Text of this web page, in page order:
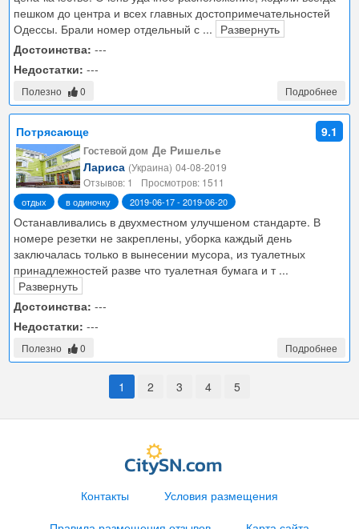
пешком до центра и всех главных достопримечательностей
Одессы. Брали номер отдельный с ... Развернуть
Достоинства: ---
Недостатки: ---
Полезно 0 Подробнее
Потрясающе 9.1
Гостевой дом Де Ришелье
Лариса (Украина) 04-08-2019
Отзывов: 1
Просмотров: 1511
отдых в одиночку 2019-06-17 - 2019-06-20
Останавливались в двухместном улучшеном стандарте. В
номере резетки не закреплены, уборка каждый день
заключалась только в вынесении мусора, из туалетных
принадлежностей разве что туалетная бумага и т ...
Развернуть
Достоинства: ---
Недостатки: ---
Полезно 0 Подробнее
1 2 3 4 5
Контакты
Условия размещения